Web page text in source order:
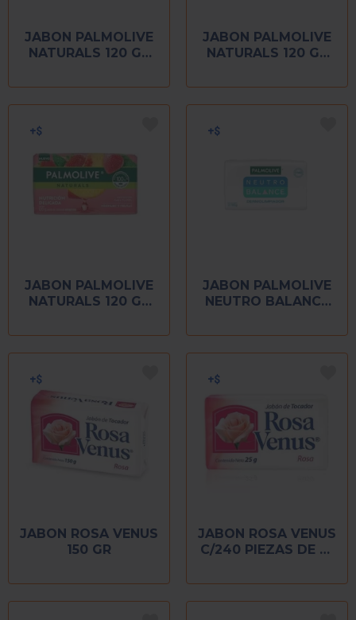
JABON PALMOLIVE
NATURALS 120 GR
EUCALIPTO
JABON PALMOLIVE
NATURALS 120 GR
JABON PALMOLIVE
NATURALS 120 GR
JABON PALMOLIVE
NEUTRO BALANCE
DERMOLIMPIADOR
JABON ROSA VENUS
150 GR
JABON ROSA VENUS
C/240 PIEZAS DE 25